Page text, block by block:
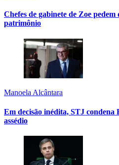
Chefes de gabinete de Zoe
patrimônio
Manoela Alcântara
Em decisão inédita, STJ
assédio